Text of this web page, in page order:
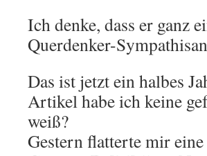
Ich denke, dass er ganz
Querdenker-
Das ist jetzt ein halbes
Artikel habe ich keine
weiß?
Gestern flatterte mir eine